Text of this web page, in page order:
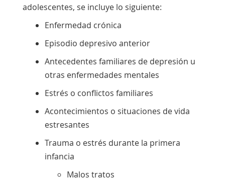
responda con sinceridad.
Preguntar sobre el suicidio no aumenta
la probabilidad de un intento de
suicidio. No se trata de poner
pensamientos o ideas en la cabeza de
pensando en suicidarte?” puede ayudar
a salvar una vida.
exprese pensamientos continuos de
muerte o comentarios sobre el suicidio
debe ser visto por un profesional de la
adolescentes, se incluye lo siguiente:
Enfermedad crónica
Episodio depresivo anterior
Antecedentes familiares de depresión u
otras enfermedades mentales
Estrés o conflictos familiares
Acontecimientos o situaciones de vida
estresantes
Trauma o estrés durante la primera
infancia
Malos tratos